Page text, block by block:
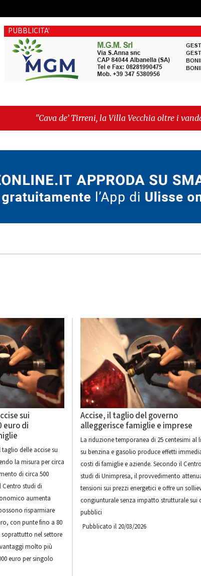
PUBBLICITA'
Tirreni, la Villa Vecchia oltre i vandali: il vero nodo è
sull'ultima seduta consiliare: “Serve chiarezza!”"
sui
euro di
delle accise su
la misura per circa
di circa 500
studi di
aumenta
risparmiare
con punte fino a 80
nel settore
molto più
euro per singolo
Accise, il taglio del governo
alleggerisce famiglie e imprese
La riduzione temporanea di 25 centesimi al
su benzina e gasolio produce effetti
costi di famiglie e aziende. Secondo il Centro
studi di Unimpresa, il provvedimento
tensioni sui prezzi energetici e offre un
congiunturale senza impatto strutturale sui
pubblici
Pubblicato il 20/03/2026